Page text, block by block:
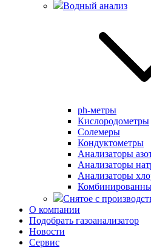
Водный анализ
ph-метры
Кислородометры
Солемеры
Кондуктометры
Анализаторы
Анализаторы
Анализаторы
Снятое с
О компании
Подобрать газоанализатор
Новости
Сервис